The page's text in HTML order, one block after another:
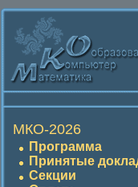
МКО-2026
Программа
Принятые
Секции